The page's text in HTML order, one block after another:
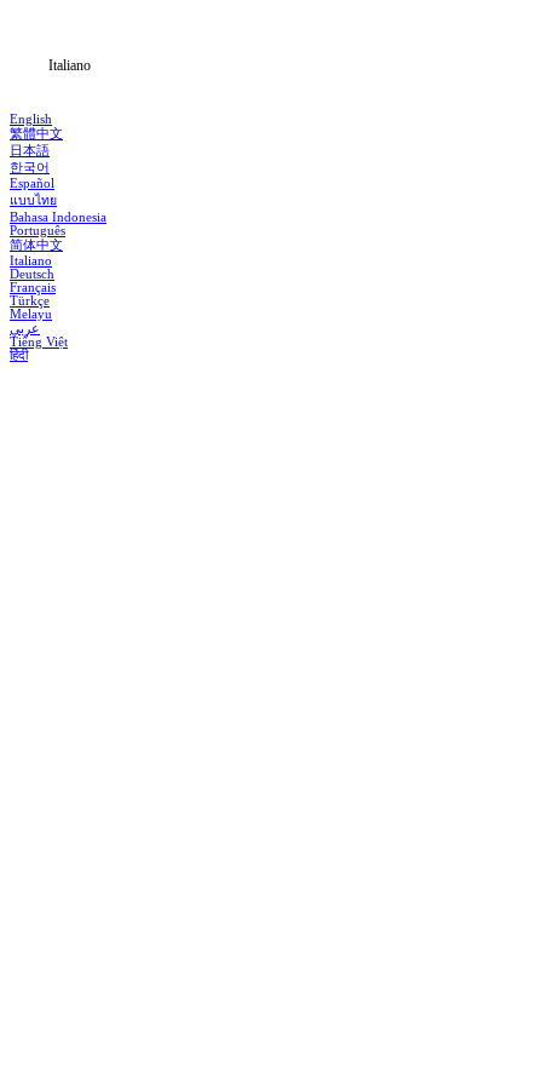
Italiano
English
繁體中文
日本語
한국어
Español
แบบไทย
Bahasa Indonesia
Português
简体中文
Italiano
Deutsch
Français
Türkçe
Melayu
عربي
Tiếng Việt
हिंदी